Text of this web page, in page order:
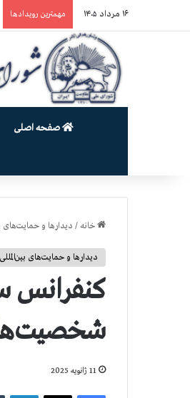
۱۶ مرداد ۱۴۰۵ مهمترین رویدادها
صفحه اصلی
خانه / دیدارها و حمایت‌های
دیدارها و حمایت‌های بین‌المللی
کنفرانس
11 ژانویه 2025
فیس بوک X